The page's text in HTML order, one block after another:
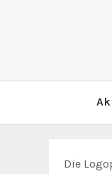
Die